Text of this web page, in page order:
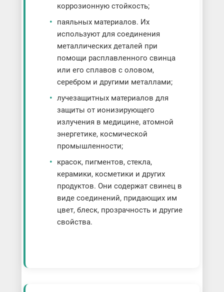
коррозионную стойкость;
паяльных материалов. Их
используют для соединения
металлических деталей при
помощи расплавленного свинца
или его сплавов с оловом,
серебром и другими металлами;
лучезащитных материалов для
защиты от ионизирующего
излучения в медицине, атомной
энергетике, космической
промышленности;
красок, пигментов, стекла,
керамики, косметики и других
продуктов. Они содержат свинец в
виде соединений, придающих им
цвет, блеск, прозрачность и другие
свойства.